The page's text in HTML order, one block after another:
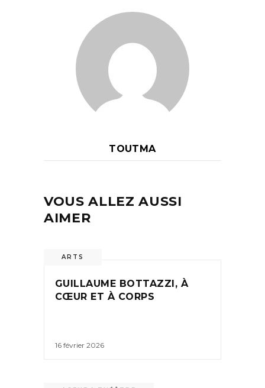
TOUTMA
VOUS ALLEZ AUSSI
AIMER
ARTS
GUILLAUME BOTTAZZI, À
CŒUR ET À CORPS
16 février 2026